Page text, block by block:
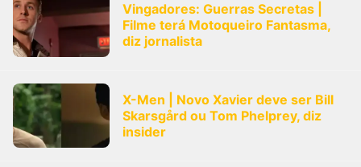
Vingadores: Guerras Secretas |
Filme terá Motoqueiro Fantasma,
diz jornalista
X-Men | Novo Xavier deve ser Bill
Skarsgård ou Tom Phelprey, diz
insider